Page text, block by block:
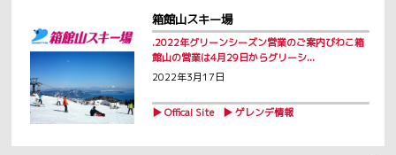
箱館山スキー場
.2022年グリーンシーズン営業のご案内びわこ箱
館山の営業は4月29日からグリーシ...
2022年3月17日
▶ Offical Site ▶ ゲレンデ情報